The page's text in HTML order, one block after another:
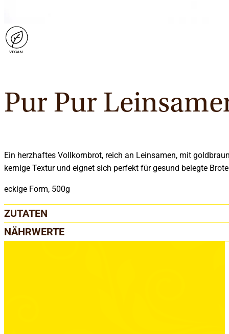
Pur Pur
Ein herzhaftes Vollkornbrot, reich an Leinsamen, mit
kernige Textur und eignet sich perfekt für gesund belegte
eckige Form, 500g
ZUTATEN
NÄHRWERTE